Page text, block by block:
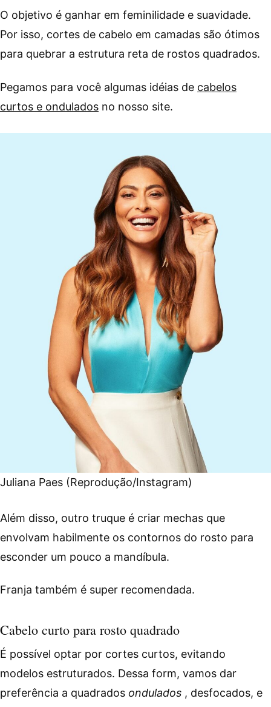
O objetivo é ganhar em feminilidade e suavidade.
Por isso, cortes de cabelo em camadas são ótimos
para quebrar a estrutura reta de rostos quadrados.
Pegamos para você algumas idéias de cabelos
curtos e ondulados no nosso site.
Juliana Paes (Reprodução/Instagram)
Além disso, outro truque é criar mechas que
envolvam habilmente os contornos do rosto para
esconder um pouco a mandíbula.
Franja também é super recomendada.
Cabelo curto para rosto quadrado
É possível optar por cortes curtos, evitando
modelos estruturados. Dessa form, vamos dar
preferência a quadrados ondulados , desfocados, e